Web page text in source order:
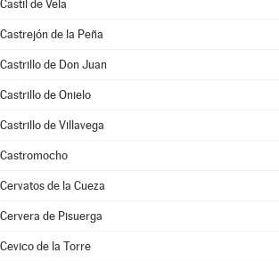
Castil de Vela
Castrejón de la Peña
Castrillo de Don Juan
Castrillo de Onielo
Castrillo de Villavega
Castromocho
Cervatos de la Cueza
Cervera de Pisuerga
Cevico de la Torre